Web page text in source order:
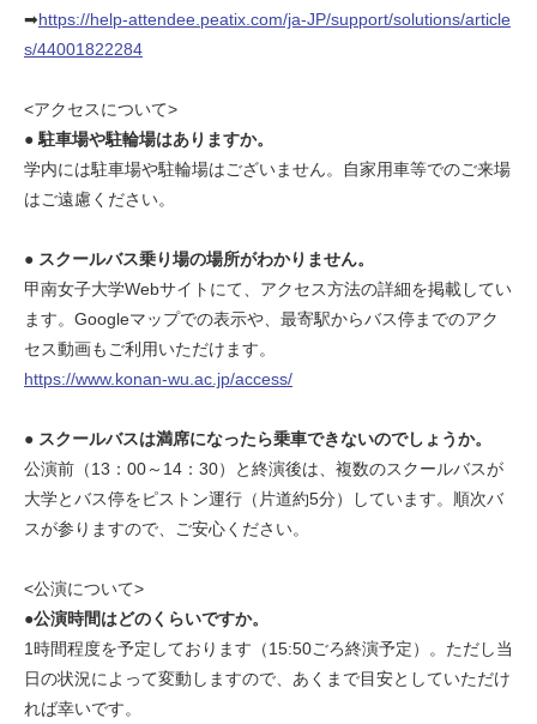
➡https://help-attendee.peatix.com/ja-JP/support/solutions/article
s/44001822284
<アクセスについて>
● 駐車場や駐輪場はありますか。
学内には駐車場や駐輪場はございません。自家用車等でのご来場
はご遠慮ください。
● スクールバス乗り場の場所がわかりません。
甲南女子大学Webサイトにて、アクセス方法の詳細を掲載してい
ます。Googleマップでの表示や、最寄駅からバス停までのアク
セス動画もご利用いただけます。
https://www.konan-wu.ac.jp/access/
● スクールバスは満席になったら乗車できないのでしょうか。
公演前（13：00～14：30）と終演後は、複数のスクールバスが
大学とバス停をピストン運行（片道約5分）しています。順次バ
スが参りますので、ご安心ください。
<公演について>
●公演時間はどのくらいですか。
1時間程度を予定しております（15:50ごろ終演予定）。ただし当
日の状況によって変動しますので、あくまで目安としていただけ
れば幸いです。